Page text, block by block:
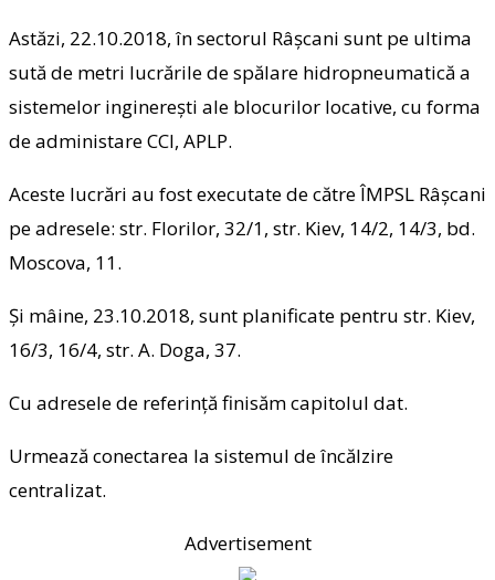
Astăzi, 22.10.2018, în sectorul Râșcani sunt pe ultima
sută de metri lucrările de spălare hidropneumatică a
sistemelor inginerești ale blocurilor locative, cu forma
de administare CCl, APLP.
Aceste lucrări au fost executate de către ÎMPSL Râșcani
pe adresele: str. Florilor, 32/1, str. Kiev, 14/2, 14/3, bd.
Moscova, 11.
Și mâine, 23.10.2018, sunt planificate pentru str. Kiev,
16/3, 16/4, str. A. Doga, 37.
Cu adresele de referință finisăm capitolul dat.
Urmează conectarea la sistemul de încălzire
centralizat.
Advertisement